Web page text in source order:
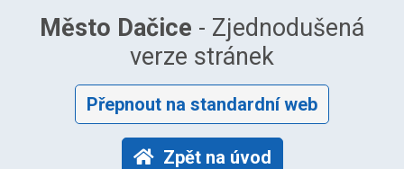
Město Dačice - Zjednodušená
verze stránek
Přepnout na standardní web
Zpět na úvod